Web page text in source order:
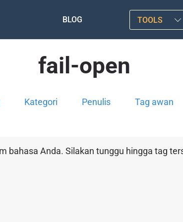
BLOG TOOLS
fail-open
Kategori Penulis Tag awan